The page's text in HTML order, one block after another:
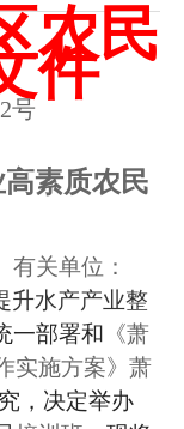
农民
件
号
高素质农民
关单位：
升水产产业整
一部署和 《萧
实施方案》 萧
，决定举办